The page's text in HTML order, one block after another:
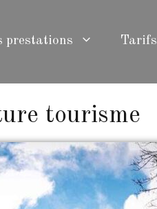
prestations Tarifs
tourisme